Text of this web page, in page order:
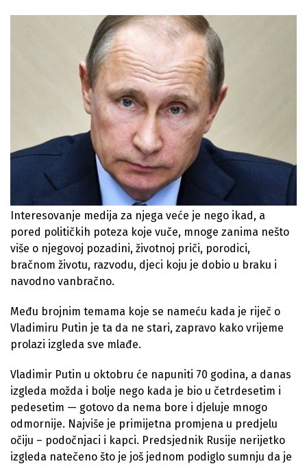
Interesovanje medija za njega veće je nego ikad, a
pored političkih poteza koje vuče, mnoge zanima nešto
više o njegovoj pozadini, životnoj priči, porodici,
bračnom životu, razvodu, djeci koju je dobio u braku i
navodno vanbračno.
Među brojnim temama koje se nameću kada je riječ o
Vladimiru Putin je ta da ne stari, zapravo kako vrijeme
prolazi izgleda sve mlađe.
Vladimir Putin u oktobru će napuniti 70 godina, a danas
izgleda možda i bolje nego kada je bio u četrdesetim i
pedesetim — gotovo da nema bore i djeluje mnogo
odmornije. Najviše je primijetna promjena u predjelu
očiju – podočnjaci i kapci. Predsjednik Rusije nerijetko
izgleda natečeno što je još jednom podiglo sumnju da je